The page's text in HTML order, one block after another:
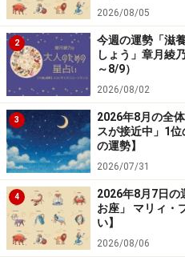
2026/08/05
2
今週の運勢「滋
しょう」章月綾
～8/9）
2026/08/02
3
2026年8月の全
スが接近中」1位
の運勢】
2026/07/31
4
2026年8月7日の
お座」 マリィ・
い】
2026/08/06